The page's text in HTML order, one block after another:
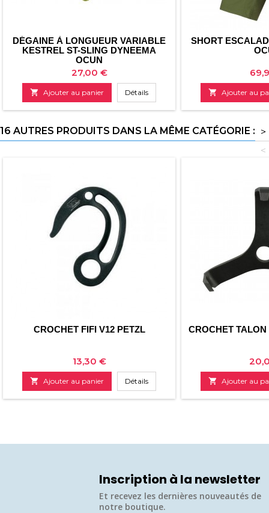
DÉGAINE À LONGUEUR VARIABLE
KESTREL ST-SLING DYNEEMA
OCUN
Prix
27,00 €
 Ajouter au panier Détails
SHORT
Prix
 Ajouter au
16 AUTRES PRODUITS DANS LA MÊME CATÉGORIE : >
<
CROCHET FIFI V12 PETZL
Prix
13,30 €
 Ajouter au panier Détails
CROCHET
Prix
 Ajouter au
Inscription à la newsletter
Et recevez les dernières nouveautés de
notre boutique.​